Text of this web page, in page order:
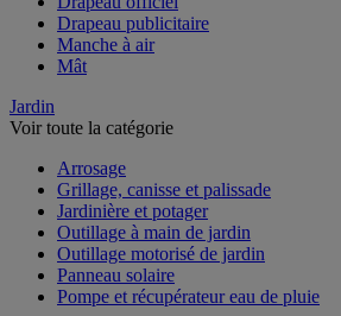
Drapeau officiel
Drapeau publicitaire
Manche à air
Jardin
Arrosage
Grillage, canisse et palissade
Jardinière et potager
Outillage à main de jardin
Outillage motorisé de jardin
Panneau solaire